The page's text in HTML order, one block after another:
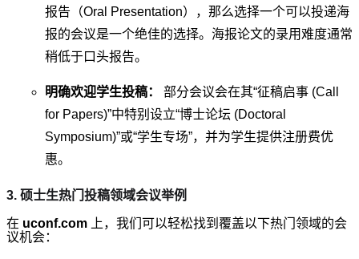
报告（Oral Presentation），那么选择一个可以投递海
报的会议是一个绝佳的选择。海报论文的录用难度通常
稍低于口头报告。
明确欢迎学生投稿：
部分会议会在其“征稿启事 (Call
for Papers)”中特别设立“博士论坛 (Doctoral
Symposium)”或“学生专场”，并为学生提供注册费优
惠。
3. 硕士生热门投稿领域会议举例
在 uconf.com 上，我们可以轻松找到覆盖以下热门领域的会
议机会：